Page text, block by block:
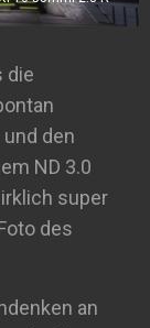
die
den
ND 3.0
super
des
an